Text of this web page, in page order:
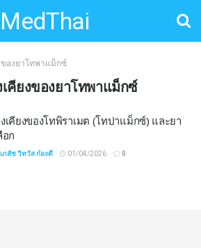
MedThai
ของยาโทพาแม็กซ์
คียงของยาโทพาแม็กซ์
เคียงของโทพิราเมต (โทปาแม็กซ์) และยา
อก
ภสัช วิทวัส ก๋องดี 01/04/2026 0